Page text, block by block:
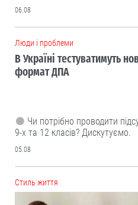
06.08
Люди і проблеми
В Україні тестуватимуть
формат ДПА
Чи потрібно проводити
9-х та 12 класів? Дискутуємо.
05.08
Cтиль життя